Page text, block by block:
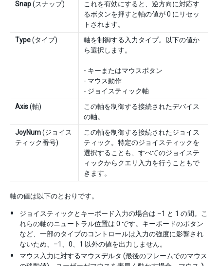
Snap(スナップ)
これを有効にすると、逆方向に対応す
るボタンを押すと軸の値が 0 にリセッ
トされます。
Type(タイプ)
軸を制御する入力タイプ。以下の値か
ら選択します。
- キーまたはマウスボタン
- マウス動作
- ジョイスティック軸
Axis(軸)
この軸を制御する接続されたデバイス
の軸。
JoyNum(ジョイス
ティック番号)
この軸を制御する接続されたジョイス
ティック。特定のジョイスティックを
選択することも、すべてのジョイステ
ィックからクエリ入力を行うこともで
きます。
軸の値は以下のとおりです。
ジョイスティックとキーボード入力の場合は –1 と 1 の間。こ
れらの軸のニュートラル位置は 0 です。キーボードのボタン
など、一部のタイプのコントロールは入力の強度に影響され
ないため、–1、0、1 以外の値を出力しません。
マウス入力に対するマウスデルタ (最後のフレームでのマウス